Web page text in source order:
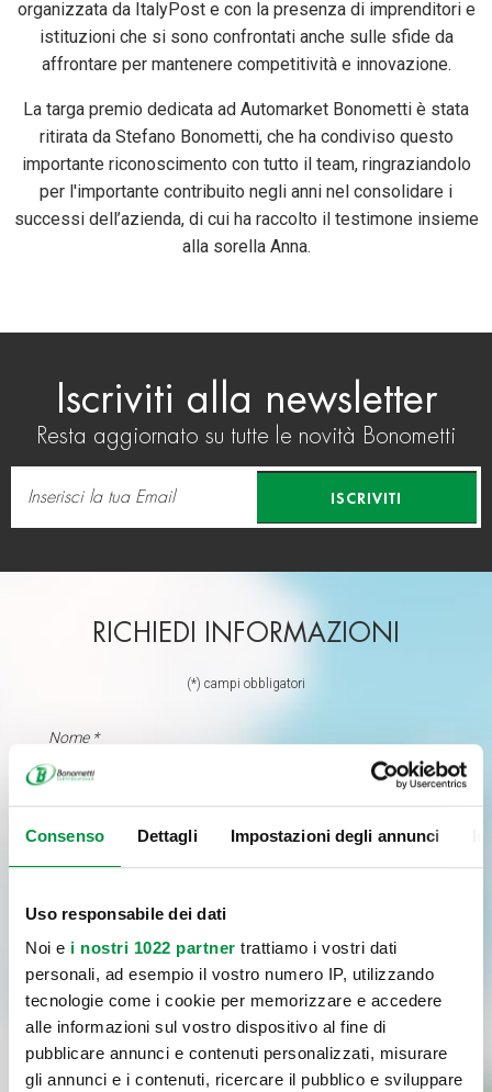
Consenso Dettagli Impostazioni degli annunci
Uso responsabile dei dati
Noi e i nostri 1022 partner trattiamo i vostri dati
personali, ad esempio il vostro numero IP, utilizzando
tecnologie come i cookie per memorizzare e accedere
alle informazioni sul vostro dispositivo al fine di
pubblicare annunci e contenuti personalizzati, misurare
gli annunci e i contenuti, ricercare il pubblico e sviluppare
organizzata da ItalyPost e con la presenza di imprenditori e
istituzioni che si sono confrontati anche sulle sfide da
affrontare per mantenere competitività e innovazione.
La targa premio dedicata ad Automarket Bonometti è stata
ritirata da Stefano Bonometti, che ha condiviso questo
importante riconoscimento con tutto il team, ringraziandolo
per l'importante contribuito negli anni nel consolidare i
successi dell’azienda, di cui ha raccolto il testimone insieme
alla sorella Anna.
Iscriviti alla newsletter
Resta aggiornato su tutte le novità Bonometti
ISCRIVITI
RICHIEDI INFORMAZIONI
(*) campi obbligatori